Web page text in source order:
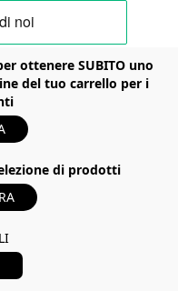
ottenere SUBITO uno
del tuo carrello per i
di prodotti